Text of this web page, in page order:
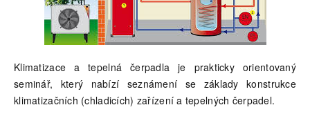
Klimatizace a tepelná čerpadla je prakticky orientovaný
seminář, který nabízí seznámení se základy konstrukce
klimatizačních (chladicích) zařízení a tepelných čerpadel.